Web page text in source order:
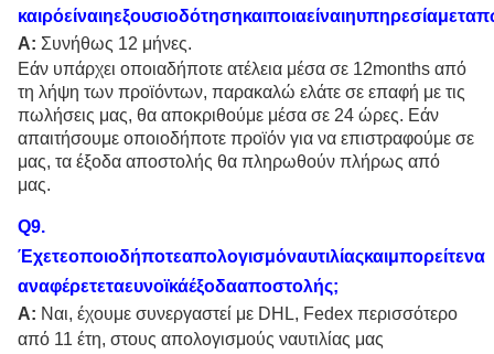
Α: Συνήθως 12 μήνες.
Εάν υπάρχει οποιαδήποτε ατέλεια μέσα σε 12months από
τη λήψη των προϊόντων, παρακαλώ ελάτε σε επαφή με τις
πωλήσεις μας, θα αποκριθούμε μέσα σε 24 ώρες. Εάν
απαιτήσουμε οποιοδήποτε προϊόν για να επιστραφούμε σε
μας, τα έξοδα αποστολής θα πληρωθούν πλήρως από
μας.
Q9.
Έχετεοποιοδήποτεαπολογισμόναυτιλίαςκαιμπορείτενα
αναφέρετεταευνοϊκάέξοδααποστολής;
Α: Ναι, έχουμε συνεργαστεί με DHL, Fedex περισσότερο
από 11 έτη, στους απολογισμούς ναυτιλίας μας